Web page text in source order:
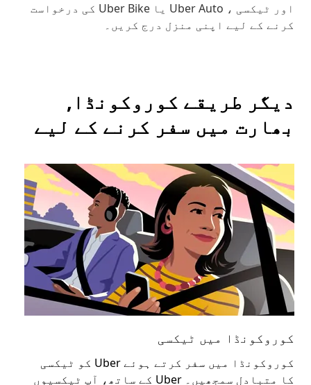
اور ٹیکسی ، Uber Auto یا Uber Bike کی درخواست
کرنے کے لیے اپنی منزل درج کریں۔
دیگر طریقے کوروکونڈا,
بھارت میں سفر کرنے کے لیے
کوروکونڈا میں ٹیکسی
کوروکونڈا میں سفر کرتے ہوئے Uber کو ٹیکسی
کا متبادل سمجھیں۔ Uber کے ساتھ، آپ ٹیکسیوں